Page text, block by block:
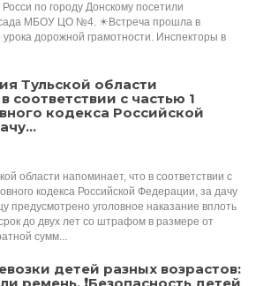
по городу Донскому посетили
сада МБОУ ЦО №4. ☀Встреча прошла в
дорожной грамотности. Инспекторы в
Тульской области
соответствии с частью 1
кодекса Российской
области напоминает, что в соответствии с
кодекса Российской Федерации, за дачу
предусмотрено уголовное наказание вплоть
до двух лет со штрафом в размере от
сумм...
детей разных возрастов: